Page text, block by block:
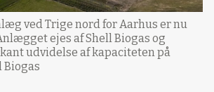
ved Trige nord for Aarhus er nu
ejes af Shell Biogas og
udvidelse af kapaciteten på
Biogas